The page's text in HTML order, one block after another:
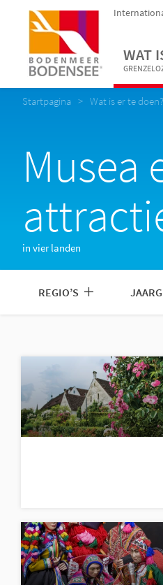
WAT
Startpagina Wat is er te doen?
Musea
in vier landen
REGIO’S